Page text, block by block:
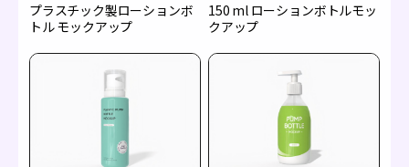
プラスチック製ローションボ
トル モックアップ
150 ml ローションボトルモッ
クアップ